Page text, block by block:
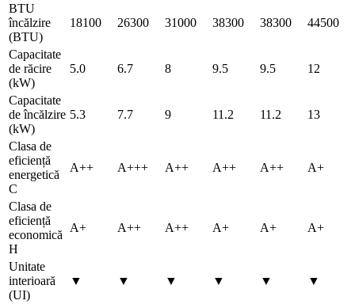
BTU
încălzire
(BTU)
18100 26300 31000 38300 38300 44500
Capacitate
de răcire
(kW)
5.0 6.7 8 9.5 9.5 12
Capacitate
de încălzire
(kW)
5.3 7.7 9 11.2 11.2 13
Clasa de
eficiență
energetică
C
A++ A+++ A++ A++ A++ A+
Clasa de
eficiență
economică
H
A+ A++ A++ A+ A+ A+
Unitate
interioară
(UI)
▼ ▼ ▼ ▼ ▼ ▼